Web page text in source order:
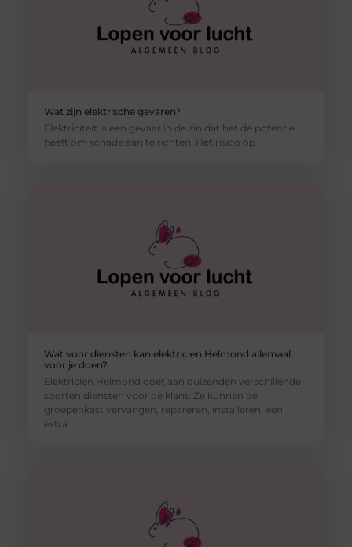
Wat zijn elektrische gevaren?
Elektriciteit is een gevaar in de zin dat het de potentie
heeft om schade aan te richten. Het risico op
Wat voor diensten kan elektricien Helmond allemaal
voor je doen?
Elektricien Helmond doet aan duizenden verschillende
soorten diensten voor de klant. Ze kunnen de
groepenkast vervangen, repareren, installeren, een
extra